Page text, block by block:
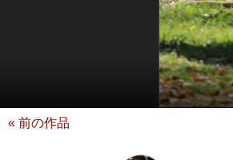
« 前の作品